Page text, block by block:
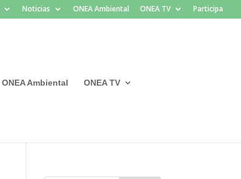
Noticias ONEA Ambiental ONEA TV Participa
ONEA Ambiental ONEA TV